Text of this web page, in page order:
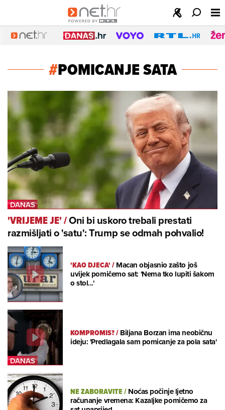
#POMICANJE SATA
'VRIJEME JE'/Oni bi uskoro trebali prestati
razmišljati o 'satu': Trump se odmah pohvalio!
'KAO DJECA'/Macan objasnio zašto još
uvijek pomičemo sat: 'Nema tko lupiti šakom
o stol...'
KOMPROMIS?/Biljana Borzan ima neobičnu
ideju: 'Predlagala sam pomicanje za pola sata'
NE ZABORAVITE/Noćas počinje ljetno
računanje vremena: Kazaljke pomičemo za